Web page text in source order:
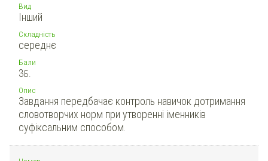
Вид
Інший
Складність
середнє
Бали
3Б.
Опис
Завдання передбачає контроль навичок дотримання
словотворчих норм при утворенні іменників
суфіксальним способом.